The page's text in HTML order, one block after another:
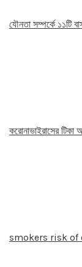
যৌনতা সম্পর্কে ১১টি
করোনাভাইরাসের টিকা
smokers risk of